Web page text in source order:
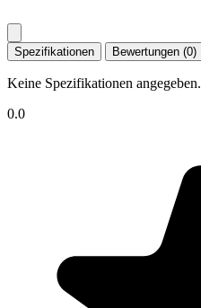
Spezifikationen Bewertungen (0)
Keine Spezifikationen angegeben.
0.0